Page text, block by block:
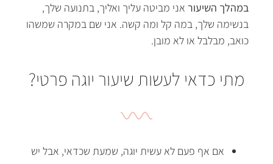
במהלך השיעור אני מביטה עליך ואליך, בתנועה שלך,
בנשימה שלך, במה קל ומה קשה. אני שם במקרה שמשהו
כואב, מבלבל או לא מובן.
מתי כדאי לעשות שיעור יוגה פרטי?
אם אף פעם לא עשית יוגה, שמעת שכדאי, אבל יש